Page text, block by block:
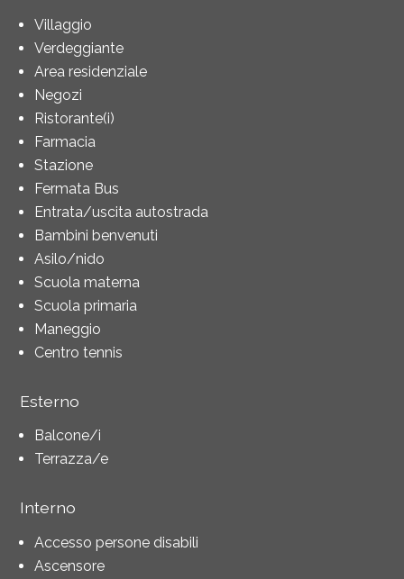
Villaggio
Verdeggiante
Area residenziale
Negozi
Ristorante(i)
Farmacia
Stazione
Fermata Bus
Entrata/uscita autostrada
Bambini benvenuti
Asilo/nido
Scuola materna
Scuola primaria
Maneggio
Centro tennis
Esterno
Balcone/i
Terrazza/e
Interno
Accesso persone disabili
Ascensore